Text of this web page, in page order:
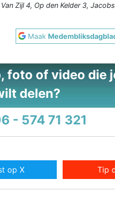
Zijl 4, Op den Kelder 3,
Maak
foto of video die
delen?
- 574 71 321
op X Tip